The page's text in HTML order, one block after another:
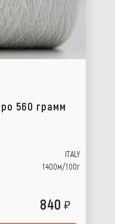
560 грамм
ITALY
1400м/100г
840